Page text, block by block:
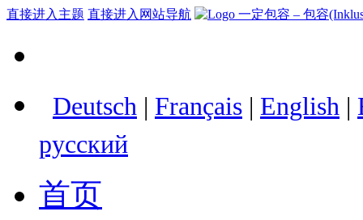
直接进入主题 直接进入网站导航
Deutsch | Français | English |
русский
首页